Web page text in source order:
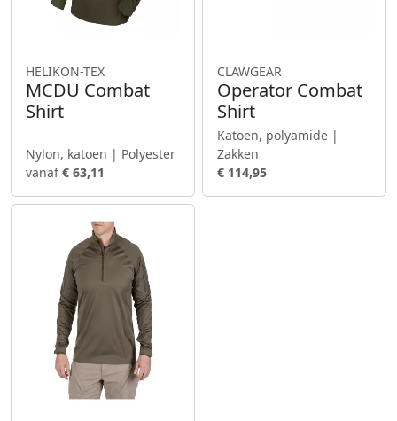
HELIKON-TEX
MCDU Combat
Shirt
Nylon, katoen | Polyester
vanaf€ 63,11
CLAWGEAR
Operator Combat
Shirt
Katoen, polyamide |
Zakken
€ 114,95